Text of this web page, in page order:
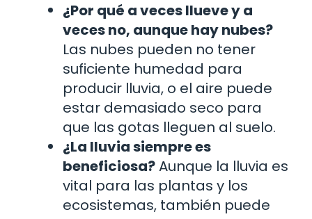
¿Por qué a veces llueve y a
veces no, aunque hay nubes?
Las nubes pueden no tener
suficiente humedad para
producir lluvia, o el aire puede
estar demasiado seco para
que las gotas lleguen al suelo.
¿La lluvia siempre es
beneficiosa?Aunque la lluvia es
vital para las plantas y los
ecosistemas, también puede